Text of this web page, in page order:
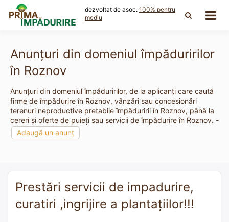
content
dezvoltat de asoc. 100% pentru
mediu
Anunțuri din domeniul împăduririlor
în Roznov
Anunțuri din domeniul împăduririlor, de la aplicanți care caută
firme de împădurire în Roznov, vânzări sau concesionări
terenuri neproductive pretabile împăduririi în Roznov, până la
cereri și oferte de puieți sau servicii de împădurire în Roznov. -
Adaugă un anunț
Prestări servicii de impadurire,
curatiri ,ingrijire a plantațiilor!!!